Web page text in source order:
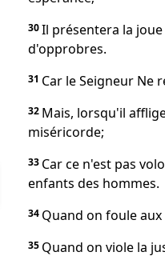
30Il présentera la
d'opprobres.
31 Car le Seigneur Ne
32 Mais, lorsqu'il
miséricorde;
33 Car ce n'est pas
enfants des hommes.
34 Quand on foule
35 Quand on viole la